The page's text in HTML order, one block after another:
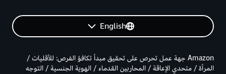
English
Amazon جهة عمل تحرص على تحقيق مبدأ تكافؤ الفرص: للأقليات /
المرأة / متحدي الإعاقة / المحاربين القدماء / الهوية الجنسية / التوجه